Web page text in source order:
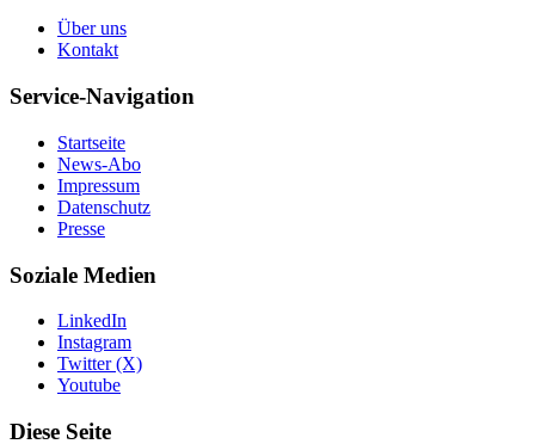
Über uns
Kontakt
Service-Navigation
Startseite
News-Abo
Impressum
Datenschutz
Presse
Soziale Medien
LinkedIn
Instagram
Twitter (X)
Youtube
Diese Seite